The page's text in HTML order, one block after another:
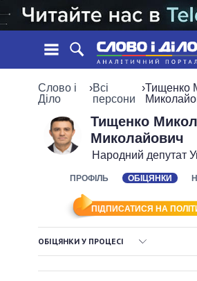
НОВИНИ
СТРІЧКА
ПОДІЇ
ДУМКИ
ОГЛЯДИ
ДАЙДЖЕСТИ
СВІТ
ОБIЦЯНКИ
ПОЛIТИКИ
УСІ ПОЛІТИКИ
ПРЕЗИДЕНТ І ОФІС
ВЕРХОВНА РАДА
КАБІНЕТ МІНІСТРІВ
ІНФОГРАФІКА
ВІДЕО
ПІДТРИМАТИ
ПОРІВНЯННЯ
Слово і
Діло
›Всі
персони
›Тищенко
Тищенко
Миколайович
Народний депутат
ПРОФІЛЬ ОБІЦЯНКИ
ПІДПИСАТИСЯ НА
ОБІЦЯНКИ У ПРОЦЕСІ